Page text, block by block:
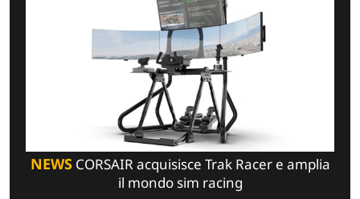
NEWSCORSAIR acquisisce Trak Racer e amplia
il mondo sim racing